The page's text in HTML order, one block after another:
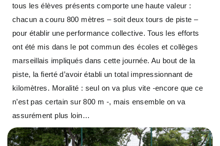
tous les élèves présents comporte une haute valeur :
chacun a couru 800 mètres – soit deux tours de piste –
pour établir une performance collective. Tous les efforts
ont été mis dans le pot commun des écoles et collèges
marseillais impliqués dans cette journée. Au bout de la
piste, la fierté d’avoir établi un total impressionnant de
kilomètres. Moralité : seul on va plus vite -encore que ce
n’est pas certain sur 800 m -, mais ensemble on va
assurément plus loin…